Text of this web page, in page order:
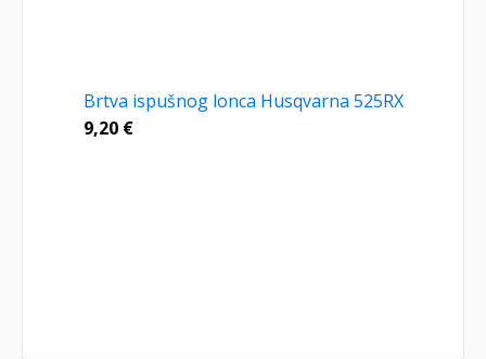
Brtva ispušnog lonca Husqvarna 525RX
9,20 €